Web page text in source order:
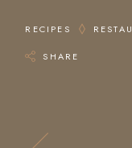
RECIPES
SHARE